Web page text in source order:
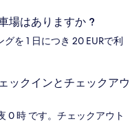
場はありますか ?
を 1 日につき 20 EURで利
ックインとチェックアウ
0 時 です。チェックアウト